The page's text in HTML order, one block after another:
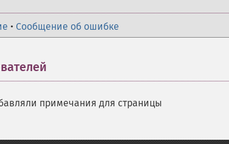
• Сообщение об ошибке
примечания для страницы